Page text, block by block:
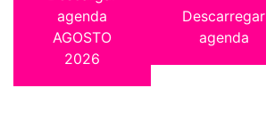
agenda
AGOSTO
2026
Descarregar
agenda